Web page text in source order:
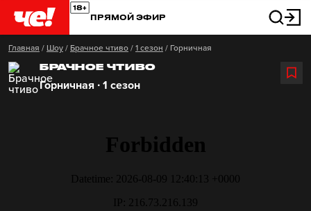
ПРЯМОЙ ЭФИР
Главная / Шоу / Брачное чтиво / 1 сезон / Горничная
БРАЧНОЕ ЧТИВО
Горничная ∙ 1 сезон